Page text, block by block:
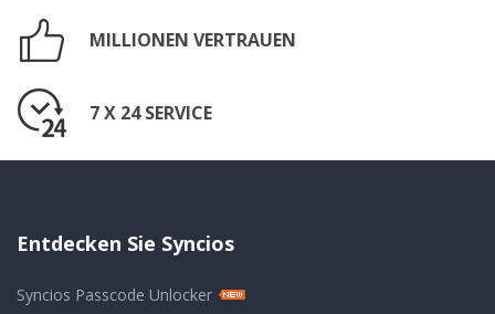
MILLIONEN VERTRAUEN
7 X 24 SERVICE
Entdecken Sie Syncios
Syncios Passcode Unlocker